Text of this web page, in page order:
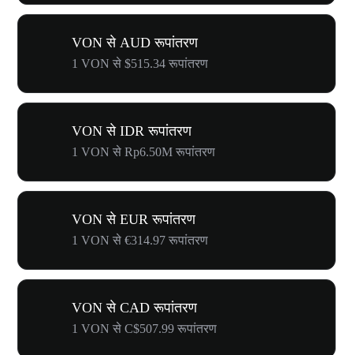
VON से AUD रूपांतरण
1 VON से $515.34 रूपांतरण
VON से IDR रूपांतरण
1 VON से Rp6.50M रूपांतरण
VON से EUR रूपांतरण
1 VON से €314.97 रूपांतरण
VON से CAD रूपांतरण
1 VON से C$507.99 रूपांतरण